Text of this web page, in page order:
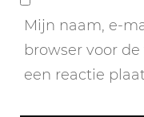
Mijn naam, e-
browser voor
een reactie